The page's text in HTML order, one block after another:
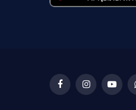
FacebookInstagram